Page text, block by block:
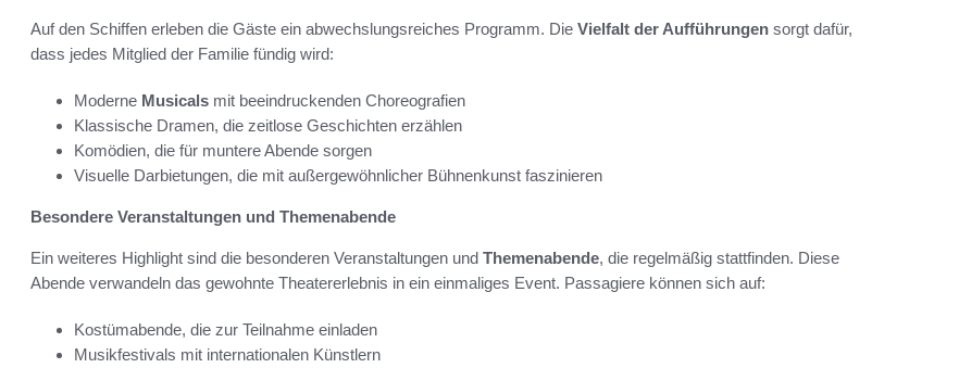
Auf den Schiffen erleben die Gäste ein abwechslungsreiches Programm. Die Vielfalt der Aufführungen sorgt dafür,
dass jedes Mitglied der Familie fündig wird:
Moderne Musicals mit beeindruckenden Choreografien
Klassische Dramen, die zeitlose Geschichten erzählen
Komödien, die für muntere Abende sorgen
Visuelle Darbietungen, die mit außergewöhnlicher Bühnenkunst faszinieren
Besondere Veranstaltungen und Themenabende
Ein weiteres Highlight sind die besonderen Veranstaltungen und Themenabende, die regelmäßig stattfinden. Diese
Abende verwandeln das gewohnte Theatererlebnis in ein einmaliges Event. Passagiere können sich auf:
Kostümabende, die zur Teilnahme einladen
Musikfestivals mit internationalen Künstlern